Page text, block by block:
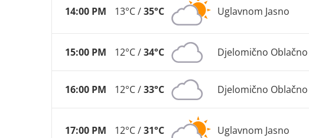
14:00 PM 13°C /35°C Uglavnom Jasno
15:00 PM 12°C /34°C Djelomično Oblačno
16:00 PM 12°C /33°C Djelomično Oblačno
17:00 PM 12°C /31°C Uglavnom Jasno